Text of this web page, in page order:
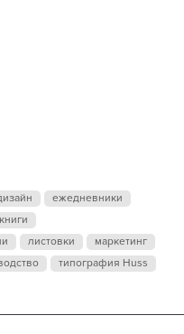
ежедневники
книги
листовки
маркетинг
типография Huss